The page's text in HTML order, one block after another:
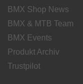
BMX Shop News
BMX & MTB Team
BMX Events
Produkt Archiv
Trustpilot